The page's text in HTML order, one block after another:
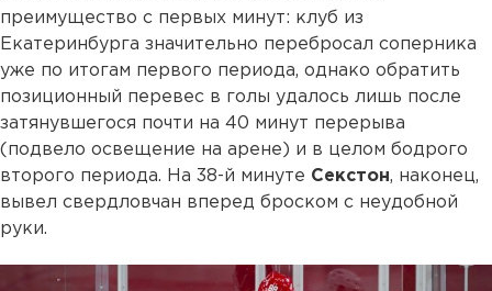
преимущество с первых минут: клуб из
Екатеринбурга значительно перебросал соперника
уже по итогам первого периода, однако обратить
позиционный перевес в голы удалось лишь после
затянувшегося почти на 40 минут перерыва
(подвело освещение на арене) и в целом бодрого
второго периода. На 38-й минуте Секстон, наконец,
вывел свердловчан вперед броском с неудобной
руки.